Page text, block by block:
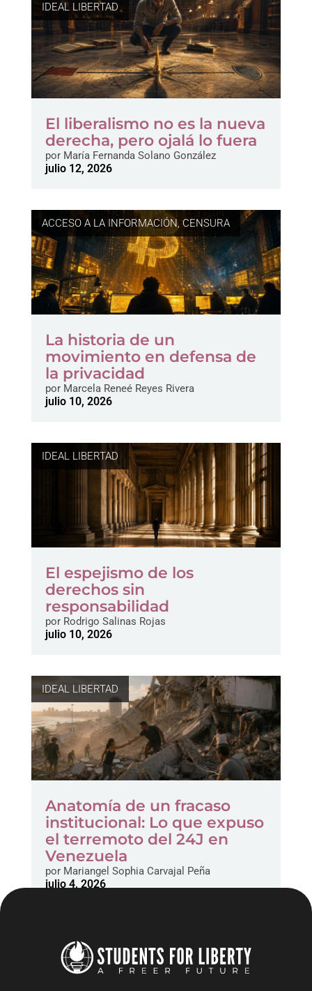
IDEAL LIBERTAD
El liberalismo no es la nueva
derecha, pero ojalá lo fuera
porMaría Fernanda Solano González
julio 12, 2026
ACCESO A LA INFORMACIÓN,CENSURA
La historia de un
movimiento en defensa de
la privacidad
porMarcela Reneé Reyes Rivera
julio 10, 2026
IDEAL LIBERTAD
El espejismo de los
derechos sin
responsabilidad
porRodrigo Salinas Rojas
julio 10, 2026
IDEAL LIBERTAD
Anatomía de un fracaso
institucional: Lo que expuso
el terremoto del 24J en
Venezuela
porMariangel Sophia Carvajal Peña
julio 4, 2026